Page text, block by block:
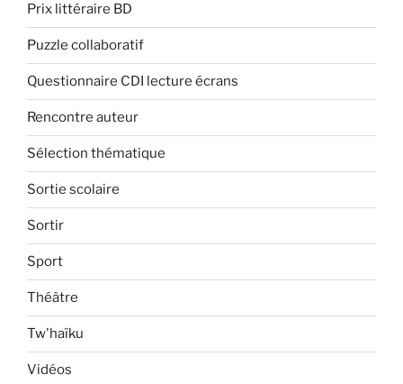
Prix littéraire BD
Puzzle collaboratif
Questionnaire CDI lecture écrans
Rencontre auteur
Sélection thématique
Sortie scolaire
Sortir
Sport
Théâtre
Tw'haïku
Vidéos